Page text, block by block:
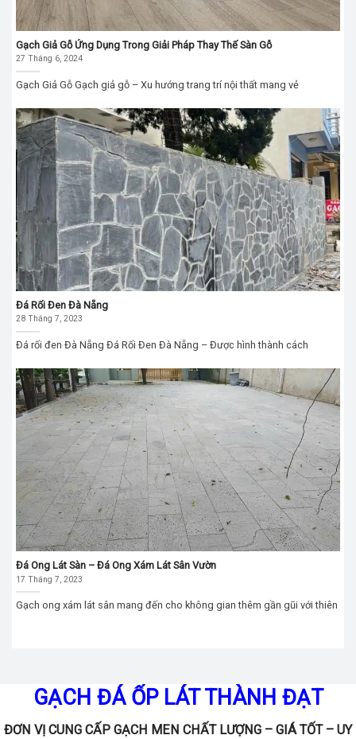
Gạch Giả Gỗ Ứng Dụng Trong Giải Pháp Thay Thế Sàn Gỗ
27 Tháng 6, 2024
Gạch Giả Gỗ Gạch giả gỗ – Xu hướng trang trí nội thất mang vẻ
Đá Rối Đen Đà Nẵng
28 Tháng 7, 2023
Đá rối đen Đà Nẵng Đá Rối Đen Đà Nẵng – Được hình thành cách
Đá Ong Lát Sàn – Đá Ong Xám Lát Sân Vườn
17 Tháng 7, 2023
Gạch ong xám lát sân mang đến cho không gian thêm gần gũi với thiên
GẠCH ĐÁ ỐP LÁT THÀNH ĐẠT
ĐƠN VỊ CUNG CẤP GẠCH MEN CHẤT LƯỢNG – GIÁ TỐT – UY